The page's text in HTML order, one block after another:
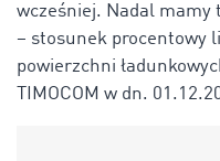
wcześniej. Nadal mamy
– stosunek procentowy
powierzchni
TIMOCOM w dn.